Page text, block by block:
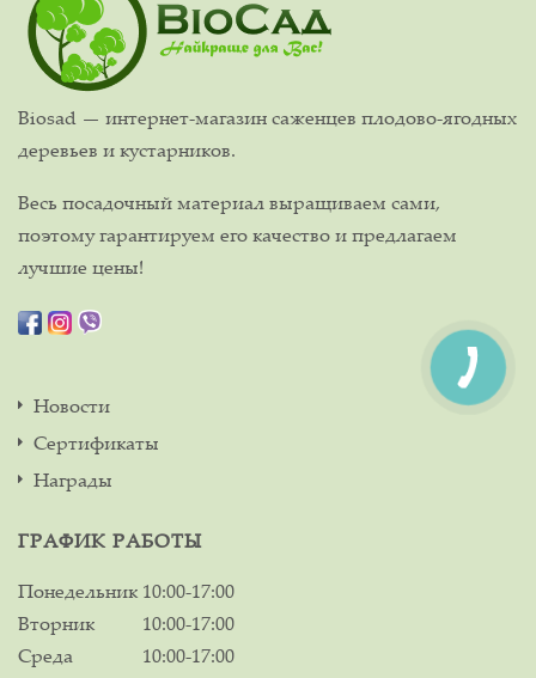
Biosad — интернет-магазин саженцев плодово-ягодных
деревьев и кустарников.
Весь посадочный материал выращиваем сами,
поэтому гарантируем его качество и предлагаем
лучшие цены!
Новости
Сертификаты
Награды
ГРАФИК РАБОТЫ
Понедельник 10:00-17:00
Вторник
10:00-17:00
Среда
10:00-17:00